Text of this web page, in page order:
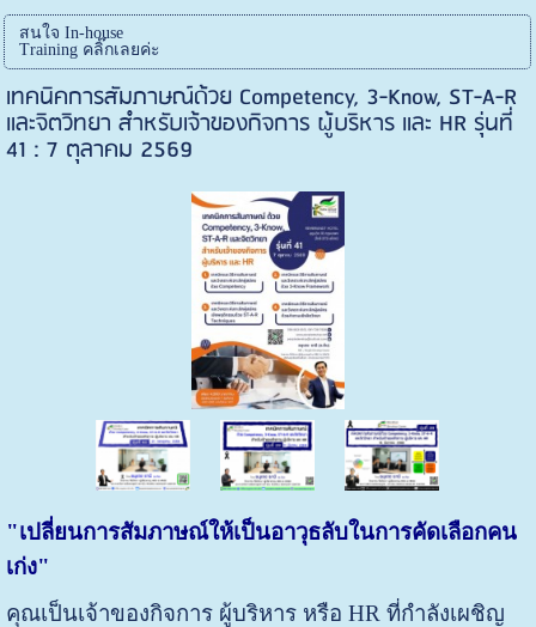
สนใจ In-house
Training คลิ๊กเลยค่ะ
เทคนิคการสัมภาษณ์ด้วย Competency, 3-Know, ST-A-R
และจิตวิทยา สำหรับเจ้าของกิจการ ผู้บริหาร และ HR รุ่นที่
41 : 7 ตุลาคม 2569
"เปลี่ยนการสัมภาษณ์ให้เป็นอาวุธลับในการคัดเลือกคน
เก่ง"
คุณเป็นเจ้าของกิจการ ผู้บริหาร หรือ HR ที่กำลังเผชิญ